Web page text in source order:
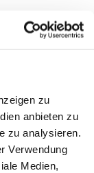
zu
anbieten zu
zu analysieren.
Verwendung
Medien,